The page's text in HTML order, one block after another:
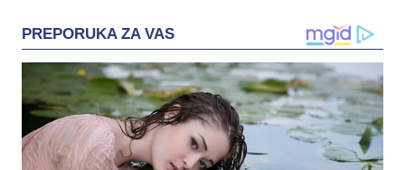
PREPORUKA ZA VAS